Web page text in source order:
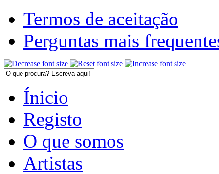
Termos de aceitação
Perguntas mais
Ínicio
Registo
O que somos
Artistas